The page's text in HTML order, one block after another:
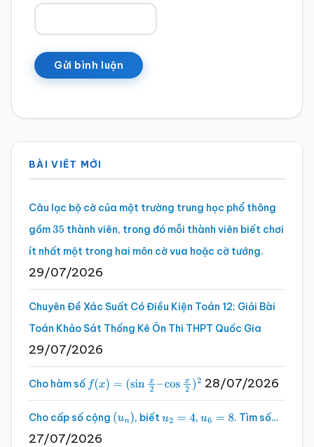
Sidebar
chính
BÀI VIẾT MỚI
Câu lạc bộ cờ của một trường trung học phổ thông
gồm35 thành viên, trong đó mỗi thành viên biết chơi
ít nhất một trong hai môn cờ vua hoặc cờ tướng.
29/07/2026
Chuyên Đề Xác Suất Có Điều Kiện Toán 12: Giải Bài
Toán Khảo Sát Thống Kê Ôn Thi THPT Quốc Gia
29/07/2026
Cho hàm số f(x)=(sinx2 –cosx2 )2 28/07/2026
Cho cấp số cộng (un), biếtu2 =4 , u6 =8 . Tìm số…
27/07/2026